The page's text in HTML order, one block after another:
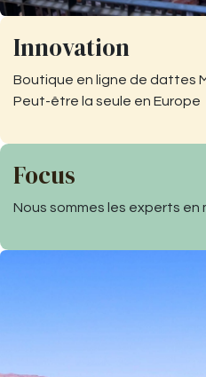
Innovation
Boutique en ligne de dattes
Peut-être la seule en Europe
Focus
Nous sommes les experts